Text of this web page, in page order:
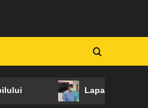
Laparoscopia: când